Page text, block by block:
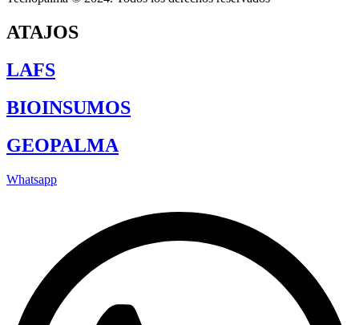
ATAJOS
LAFS
BIOINSUMOS
GEOPALMA
Whatsapp